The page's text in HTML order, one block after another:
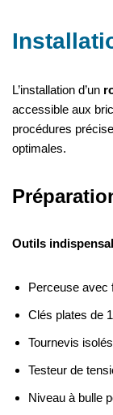
L’installation d’un
accessible aux
procédures
optimales.
Outils
Perceuse avec
Clés plates de
Tournevis
Testeur de
Niveau à bulle